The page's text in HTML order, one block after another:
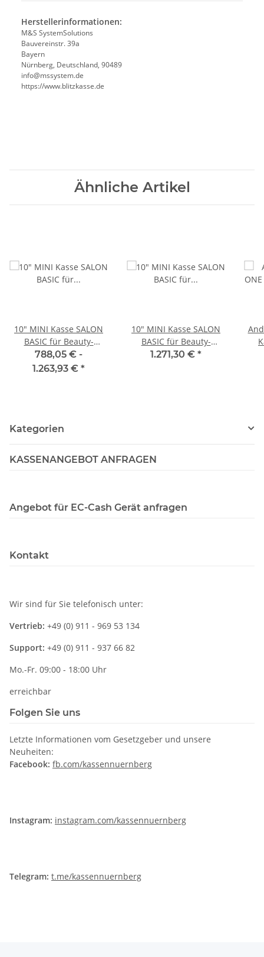
Herstellerinformationen:
M&S SystemSolutions
Bauvereinstr. 39a
Bayern
Nürnberg, Deutschland, 90489
info@mssystem.de
https://www.blitzkasse.de
Ähnliche Artikel
10" MINI Kasse SALON
BASIC für Beauty-
Geschäfte: All-in-One
Terminal, Bondrucker,
788,05 € -
1.263,93 € *
10" MINI Kasse SALON
BASIC für Beauty-
Geschäfte: All-in-One
1.271,30 € *
Kategorien
KASSENANGEBOT ANFRAGEN
Angebot für EC-Cash Gerät anfragen
Kontakt
Wir sind für Sie telefonisch unter:
Vertrieb: +49 (0) 911 - 969 53 134
Support: +49 (0) 911 - 937 66 82
Mo.-Fr. 09:00 - 18:00 Uhr
erreichbar
Folgen Sie uns
Letzte Informationen vom Gesetzgeber und unsere
Neuheiten:
Facebook: fb.com/kassennuernberg
Instagram: instagram.com/kassennuernberg
Telegram: t.me/kassennuernberg